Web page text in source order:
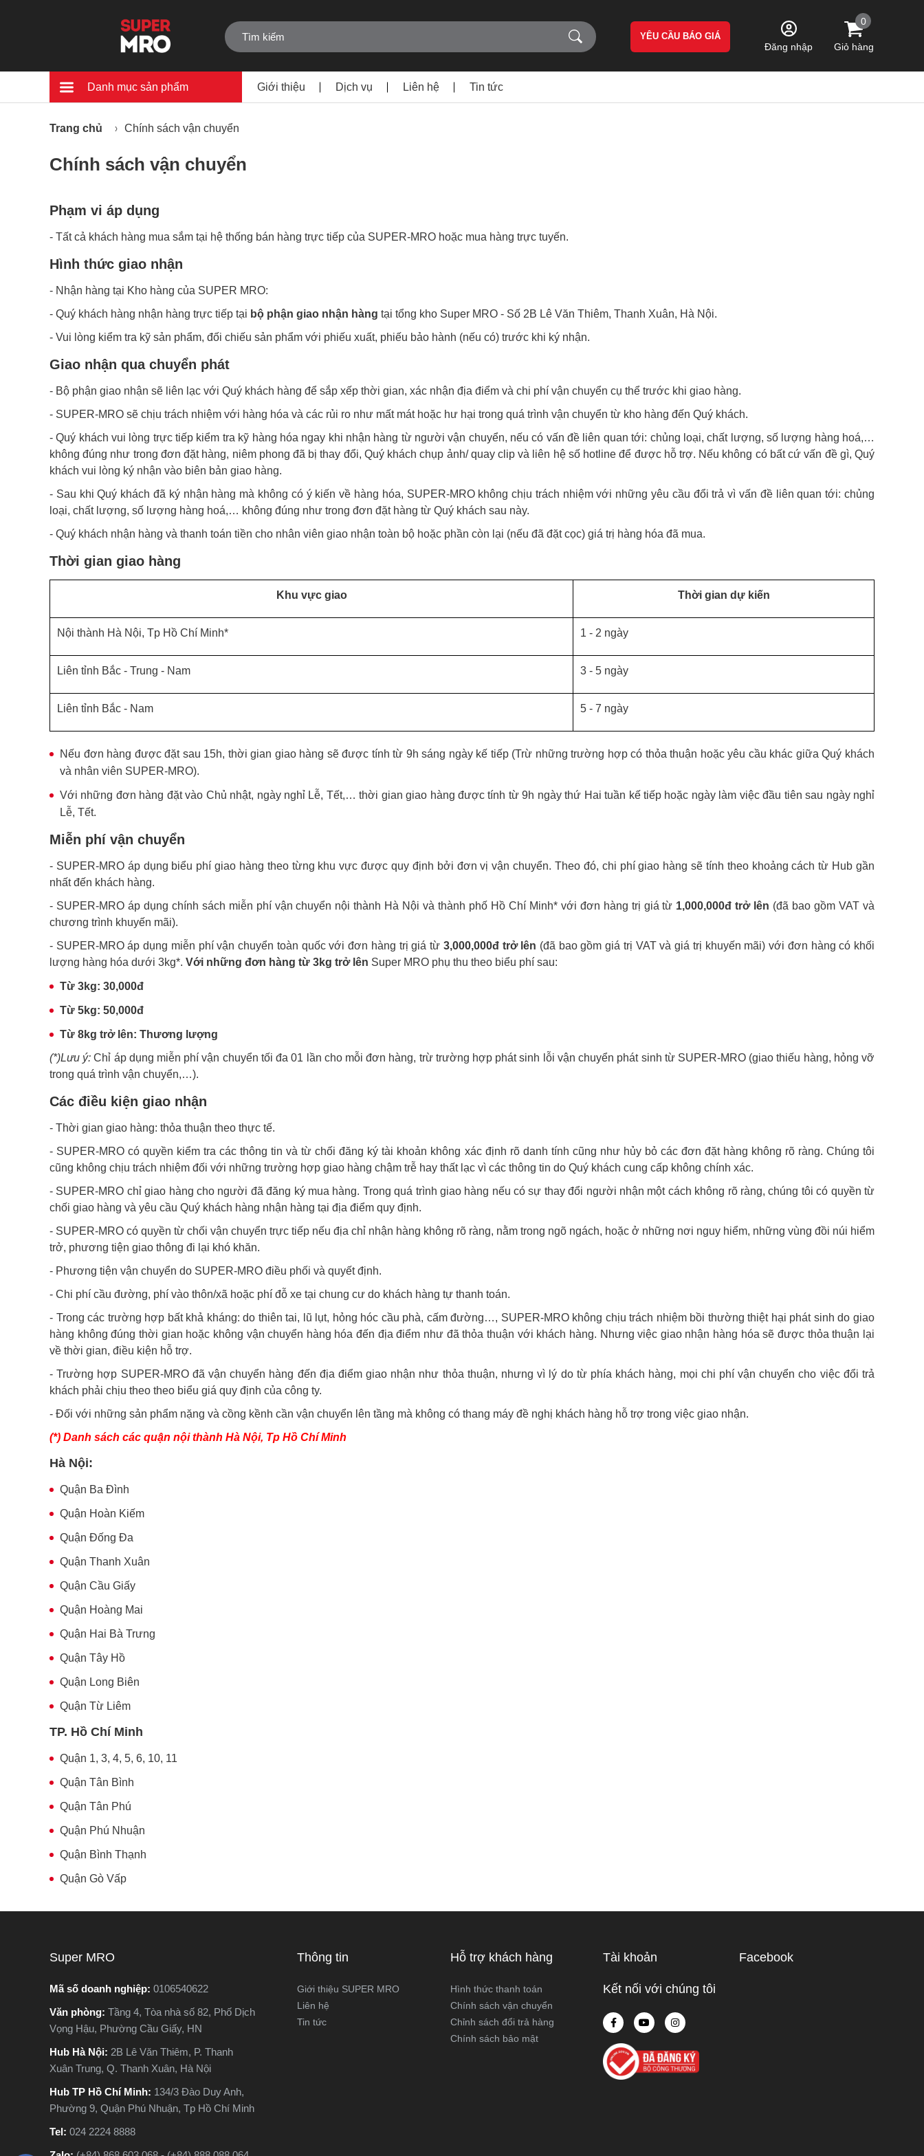
YÊU CẦU BÁO GIÁ
Đăng nhập
0
Giỏ hàng
Danh mục sản phẩm Giới thiệu Dịch vụ Liên hệ Tin tức
Trang chủ Chính sách vận chuyển
Chính sách vận chuyển
Phạm vi áp dụng
- Tất cả khách hàng mua sắm tại hệ thống bán hàng trực tiếp của SUPER-MRO hoặc mua hàng trực tuyến.
Hình thức giao nhận
- Nhận hàng tại Kho hàng của SUPER MRO:
- Quý khách hàng nhận hàng trực tiếp tại bộ phận giao nhận hàng tại tổng kho Super MRO - Số 2B Lê Văn Thiêm, Thanh Xuân, Hà Nội.
- Vui lòng kiểm tra kỹ sản phẩm, đối chiếu sản phẩm với phiếu xuất, phiếu bảo hành (nếu có) trước khi ký nhận.
Giao nhận qua chuyển phát
- Bộ phận giao nhận sẽ liên lạc với Quý khách hàng để sắp xếp thời gian, xác nhận địa điểm và chi phí vận chuyển cụ thể trước khi giao hàng.
- SUPER-MRO sẽ chịu trách nhiệm với hàng hóa và các rủi ro như mất mát hoặc hư hại trong quá trình vận chuyển từ kho hàng đến Quý khách.
- Quý khách vui lòng trực tiếp kiểm tra kỹ hàng hóa ngay khi nhận hàng từ người vận chuyển, nếu có vấn đề liên quan tới: chủng loại, chất lượng, số lượng hàng hoá,…
không đúng như trong đơn đặt hàng, niêm phong đã bị thay đổi, Quý khách chụp ảnh/ quay clip và liên hệ số hotline để được hỗ trợ. Nếu không có bất cứ vấn đề gì, Quý
khách vui lòng ký nhận vào biên bản giao hàng.
- Sau khi Quý khách đã ký nhận hàng mà không có ý kiến về hàng hóa, SUPER-MRO không chịu trách nhiệm với những yêu cầu đổi trả vì vấn đề liên quan tới: chủng
loại, chất lượng, số lượng hàng hoá,… không đúng như trong đơn đặt hàng từ Quý khách sau này.
- Quý khách nhận hàng và thanh toán tiền cho nhân viên giao nhận toàn bộ hoặc phần còn lại (nếu đã đặt cọc) giá trị hàng hóa đã mua.
Thời gian giao hàng
Khu vực giao Thời gian dự kiến
Nội thành Hà Nội, Tp Hồ Chí Minh* 1 - 2 ngày
Liên tỉnh Bắc - Trung - Nam 3 - 5 ngày
Liên tỉnh Bắc - Nam 5 - 7 ngày
Nếu đơn hàng được đặt sau 15h, thời gian giao hàng sẽ được tính từ 9h sáng ngày kế tiếp (Trừ những trường hợp có thỏa thuận hoặc yêu cầu khác giữa Quý khách
và nhân viên SUPER-MRO).
Với những đơn hàng đặt vào Chủ nhật, ngày nghỉ Lễ, Tết,… thời gian giao hàng được tính từ 9h ngày thứ Hai tuần kế tiếp hoặc ngày làm việc đầu tiên sau ngày nghỉ
Lễ, Tết.
Miễn phí vận chuyển
- SUPER-MRO áp dụng biểu phí giao hàng theo từng khu vực được quy định bởi đơn vị vận chuyển. Theo đó, chi phí giao hàng sẽ tính theo khoảng cách từ Hub gần
nhất đến khách hàng.
- SUPER-MRO áp dụng chính sách miễn phí vận chuyển nội thành Hà Nội và thành phố Hồ Chí Minh* với đơn hàng trị giá từ 1,000,000đ trở lên (đã bao gồm VAT và
chương trình khuyến mãi).
- SUPER-MRO áp dụng miễn phí vận chuyển toàn quốc với đơn hàng trị giá từ 3,000,000đ trở lên (đã bao gồm giá trị VAT và giá trị khuyến mãi) với đơn hàng có khối
lượng hàng hóa dưới 3kg*. Với những đơn hàng từ 3kg trở lên Super MRO phụ thu theo biểu phí sau:
Từ 3kg: 30,000đ
Từ 5kg: 50,000đ
Từ 8kg trở lên: Thương lượng
(*)Lưu ý: Chỉ áp dụng miễn phí vận chuyển tối đa 01 lần cho mỗi đơn hàng, trừ trường hợp phát sinh lỗi vận chuyển phát sinh từ SUPER-MRO (giao thiếu hàng, hỏng vỡ
trong quá trình vận chuyển,…).
Các điều kiện giao nhận
- Thời gian giao hàng: thỏa thuận theo thực tế.
- SUPER-MRO có quyền kiểm tra các thông tin và từ chối đăng ký tài khoản không xác định rõ danh tính cũng như hủy bỏ các đơn đặt hàng không rõ ràng. Chúng tôi
cũng không chịu trách nhiệm đối với những trường hợp giao hàng chậm trễ hay thất lạc vì các thông tin do Quý khách cung cấp không chính xác.
- SUPER-MRO chỉ giao hàng cho người đã đăng ký mua hàng. Trong quá trình giao hàng nếu có sự thay đổi người nhận một cách không rõ ràng, chúng tôi có quyền từ
chối giao hàng và yêu cầu Quý khách hàng nhận hàng tại địa điểm quy định.
- SUPER-MRO có quyền từ chối vận chuyển trực tiếp nếu địa chỉ nhận hàng không rõ ràng, nằm trong ngõ ngách, hoặc ở những nơi nguy hiểm, những vùng đồi núi hiểm
trở, phương tiện giao thông đi lại khó khăn.
- Phương tiện vận chuyển do SUPER-MRO điều phối và quyết định.
- Chi phí cầu đường, phí vào thôn/xã hoặc phí đỗ xe tại chung cư do khách hàng tự thanh toán.
- Trong các trường hợp bất khả kháng: do thiên tai, lũ lụt, hỏng hóc cầu phà, cấm đường…, SUPER-MRO không chịu trách nhiệm bồi thường thiệt hại phát sinh do giao
hàng không đúng thời gian hoặc không vận chuyển hàng hóa đến địa điểm như đã thỏa thuận với khách hàng. Nhưng việc giao nhận hàng hóa sẽ được thỏa thuận lại
về thời gian, điều kiện hỗ trợ.
- Trường hợp SUPER-MRO đã vận chuyển hàng đến địa điểm giao nhận như thỏa thuận, nhưng vì lý do từ phía khách hàng, mọi chi phí vận chuyển cho việc đổi trả
khách phải chịu theo theo biểu giá quy định của công ty.
- Đối với những sản phẩm nặng và cồng kềnh cần vận chuyển lên tầng mà không có thang máy đề nghị khách hàng hỗ trợ trong việc giao nhận.
(*) Danh sách các quận nội thành Hà Nội, Tp Hồ Chí Minh
Hà Nội:
Quận Ba Đình
Quận Hoàn Kiếm
Quận Đống Đa
Quận Thanh Xuân
Quận Cầu Giấy
Quận Hoàng Mai
Quận Hai Bà Trưng
Quận Tây Hồ
Quận Long Biên
Quận Từ Liêm
TP. Hồ Chí Minh
Quận 1, 3, 4, 5, 6, 10, 11
Quận Tân Bình
Quận Tân Phú
Quận Phú Nhuận
Quận Bình Thạnh
Quận Gò Vấp
Super MRO
Mã số doanh nghiệp: 0106540622
Văn phòng: Tầng 4, Tòa nhà số 82, Phố Dịch
Vọng Hậu, Phường Cầu Giấy, HN
Hub Hà Nội: 2B Lê Văn Thiêm, P. Thanh
Xuân Trung, Q. Thanh Xuân, Hà Nội
Hub TP Hồ Chí Minh: 134/3 Đào Duy Anh,
Phường 9, Quận Phú Nhuận, Tp Hồ Chí Minh
Tel: 024 2224 8888
Thông tin
Giới thiệu SUPER MRO
Liên hệ
Tin tức
Hỗ trợ khách hàng
Hình thức thanh toán
Chính sách vận chuyển
Chỉnh sách đổi trả hàng
Chính sách bảo mật
Tài khoản
Kết nối với chúng tôi
Facebook